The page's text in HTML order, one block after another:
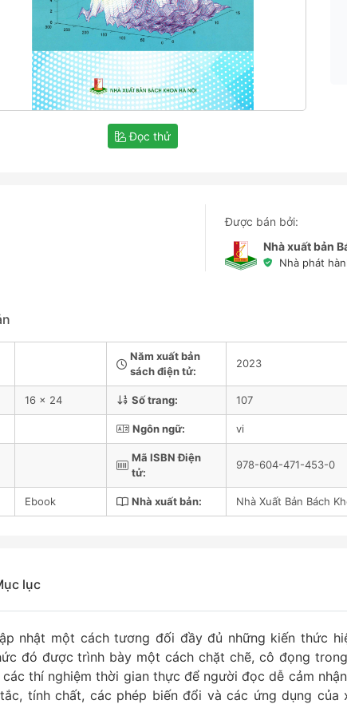
Đọc thử
Được bán bởi:
Nhà xuất bản
Nhà phát
Năm xuất bản
sách điện tử:
2023
16 x 24 Số trang: 107
Ngôn ngữ: vi
Mã ISBN Điện
tử:
978-604-471-453-0
Ebook Nhà xuất bản: Nhà Xuất Bản Bách
lục
nhật một cách tương đối đầy đủ những kiến thức
đó được trình bày một cách chặt chẽ, cô đọng
thí nghiệm thời gian thực để người đọc dễ cảm
tính chất, các phép biến đổi và các ứng dụng